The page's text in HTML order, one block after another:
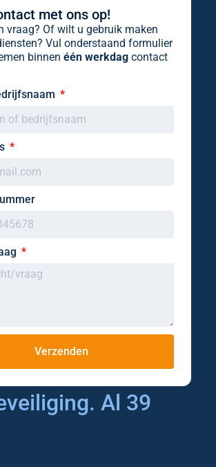
met ons op!
vraag? Of wilt u gebruik maken
Vul onderstaand formulier
binnen één werkdag contact
Verzenden
Al 39